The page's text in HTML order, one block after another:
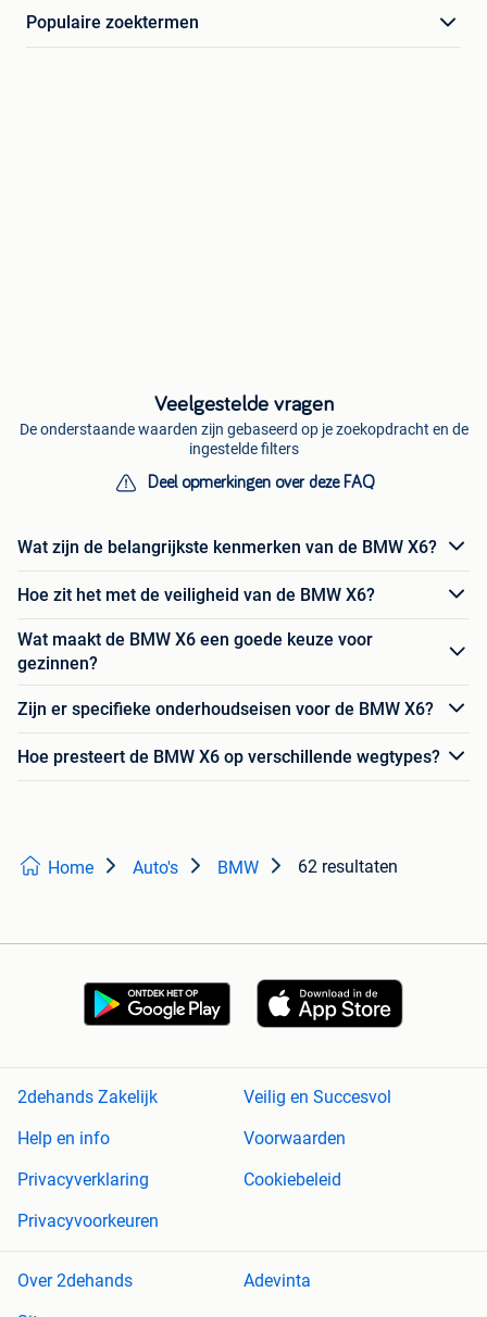
Populaire zoektermen
Veelgestelde vragen
De onderstaande waarden zijn gebaseerd op je zoekopdracht en de
ingestelde filters
Deel opmerkingen over deze FAQ
Wat zijn de belangrijkste kenmerken van de BMW X6?
Hoe zit het met de veiligheid van de BMW X6?
Wat maakt de BMW X6 een goede keuze voor
gezinnen?
Zijn er specifieke onderhoudseisen voor de BMW X6?
Hoe presteert de BMW X6 op verschillende wegtypes?
Home Auto's BMW 62 resultaten
2dehands Zakelijk
Veilig en Succesvol
Help en info
Voorwaarden
Privacyverklaring
Cookiebeleid
Privacyvoorkeuren
Over 2dehands
Adevinta